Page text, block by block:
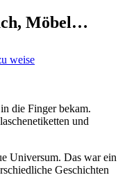
Möbel…
weise
die Finger bekam.
und
Universum. Das war ein
Geschichten